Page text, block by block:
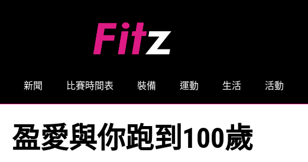
新聞 比賽時間表 裝備 運動 生活 活動
盈愛與你跑到100歲